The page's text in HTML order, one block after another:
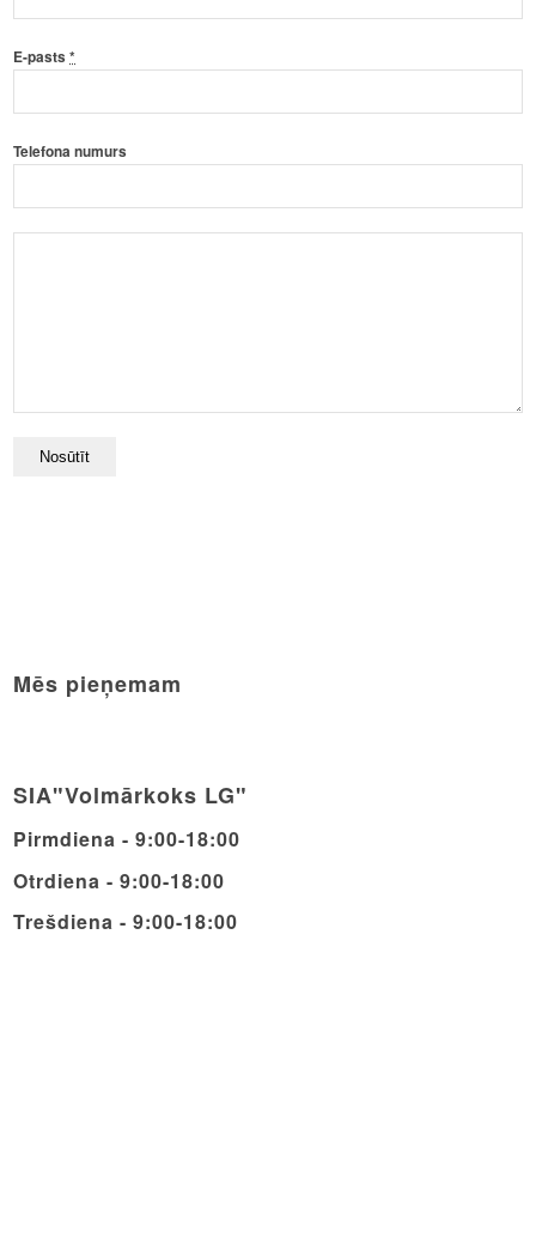
E-pasts*
Telefona numurs
Mēs pieņemam
SIA"Volmārkoks LG"
Pirmdiena - 9:00-18:00
Otrdiena - 9:00-18:00
Trešdiena - 9:00-18:00